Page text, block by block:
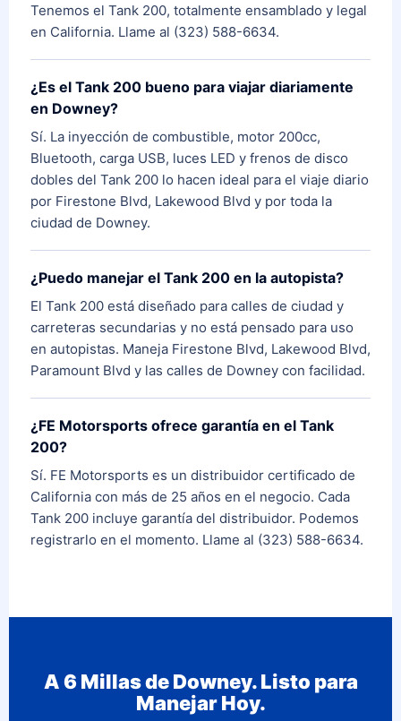
Tenemos el Tank 200, totalmente ensamblado y legal
en California. Llame al (323) 588-6634.
¿Es el Tank 200 bueno para viajar diariamente
en Downey?
Sí. La inyección de combustible, motor 200cc,
Bluetooth, carga USB, luces LED y frenos de disco
dobles del Tank 200 lo hacen ideal para el viaje diario
por Firestone Blvd, Lakewood Blvd y por toda la
ciudad de Downey.
¿Puedo manejar el Tank 200 en la autopista?
El Tank 200 está diseñado para calles de ciudad y
carreteras secundarias y no está pensado para uso
en autopistas. Maneja Firestone Blvd, Lakewood Blvd,
Paramount Blvd y las calles de Downey con facilidad.
¿FE Motorsports ofrece garantía en el Tank
200?
Sí. FE Motorsports es un distribuidor certificado de
California con más de 25 años en el negocio. Cada
Tank 200 incluye garantía del distribuidor. Podemos
registrarlo en el momento. Llame al (323) 588-6634.
A 6 Millas de Downey. Listo para
Manejar Hoy.